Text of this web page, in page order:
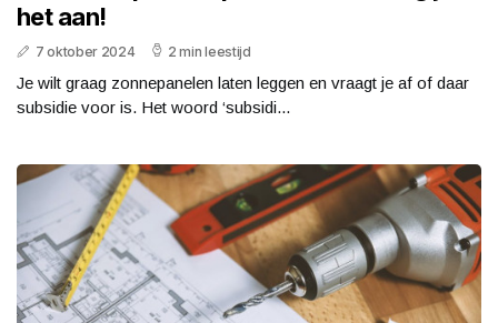
het aan!
7 oktober 2024 2 min leestijd
Je wilt graag zonnepanelen laten leggen en vraagt je af of daar
subsidie voor is. Het woord ‘subsidi...